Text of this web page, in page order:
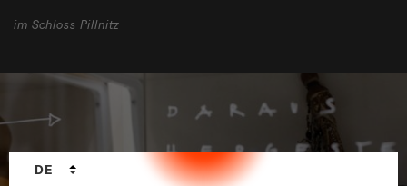
im Schloss Pillnitz
Sprachwechsler
DE